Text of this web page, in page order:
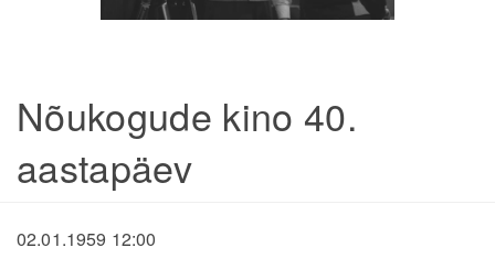
Nõukogude kino 40.
aastapäev
02.01.1959 12:00